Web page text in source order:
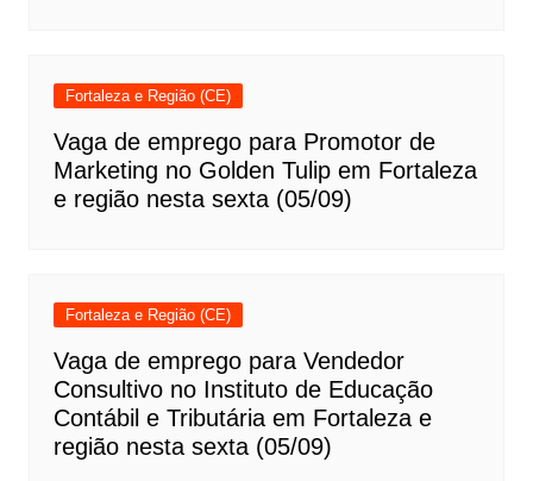
Fortaleza e Região (CE)
Vaga de emprego para Promotor de
Marketing no Golden Tulip em Fortaleza
e região nesta sexta (05/09)
Fortaleza e Região (CE)
Vaga de emprego para Vendedor
Consultivo no Instituto de Educação
Contábil e Tributária em Fortaleza e
região nesta sexta (05/09)